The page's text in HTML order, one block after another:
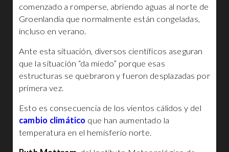
comenzado a romperse, abriendo aguas al norte de
Groenlandia que normalmente están congeladas,
incluso en verano.
Ante esta situación, diversos científicos aseguran
que la situación “da miedo” porque esas
estructuras se quebraron y fueron desplazadas por
primera vez.
Esto es consecuencia de los vientos cálidos y del
cambio climático que han aumentado la
temperatura en el hemisferio norte.